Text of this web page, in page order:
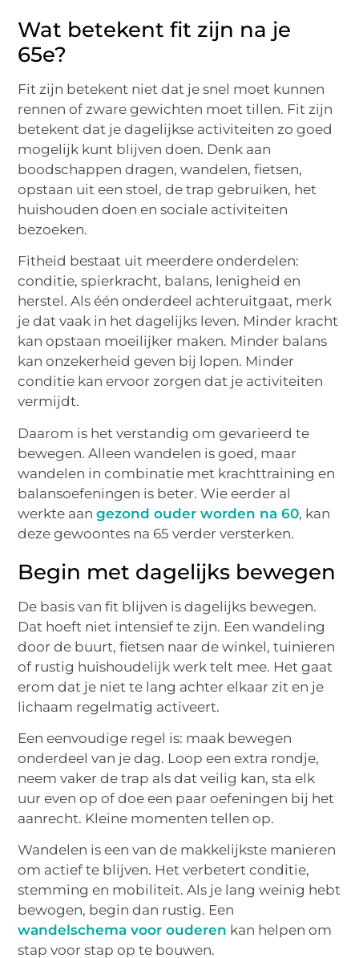
Wat betekent fit zijn na je
65e?
Fit zijn betekent niet dat je snel moet kunnen
rennen of zware gewichten moet tillen. Fit zijn
betekent dat je dagelijkse activiteiten zo goed
mogelijk kunt blijven doen. Denk aan
boodschappen dragen, wandelen, fietsen,
opstaan uit een stoel, de trap gebruiken, het
huishouden doen en sociale activiteiten
bezoeken.
Fitheid bestaat uit meerdere onderdelen:
conditie, spierkracht, balans, lenigheid en
herstel. Als één onderdeel achteruitgaat, merk
je dat vaak in het dagelijks leven. Minder kracht
kan opstaan moeilijker maken. Minder balans
kan onzekerheid geven bij lopen. Minder
conditie kan ervoor zorgen dat je activiteiten
vermijdt.
Daarom is het verstandig om gevarieerd te
bewegen. Alleen wandelen is goed, maar
wandelen in combinatie met krachttraining en
balansoefeningen is beter. Wie eerder al
werkte aangezond ouder worden na 60, kan
deze gewoontes na 65 verder versterken.
Begin met dagelijks bewegen
De basis van fit blijven is dagelijks bewegen.
Dat hoeft niet intensief te zijn. Een wandeling
door de buurt, fietsen naar de winkel, tuinieren
of rustig huishoudelijk werk telt mee. Het gaat
erom dat je niet te lang achter elkaar zit en je
lichaam regelmatig activeert.
Een eenvoudige regel is: maak bewegen
onderdeel van je dag. Loop een extra rondje,
neem vaker de trap als dat veilig kan, sta elk
uur even op of doe een paar oefeningen bij het
aanrecht. Kleine momenten tellen op.
Wandelen is een van de makkelijkste manieren
om actief te blijven. Het verbetert conditie,
stemming en mobiliteit. Als je lang weinig hebt
bewogen, begin dan rustig. Een
wandelschema voor ouderen kan helpen om
stap voor stap op te bouwen.